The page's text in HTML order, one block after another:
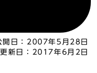
開日： 2007年5月28日
更新日：
2017年6月2日